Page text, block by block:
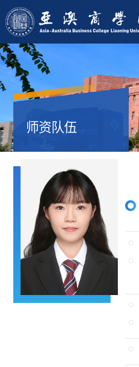
师资队伍